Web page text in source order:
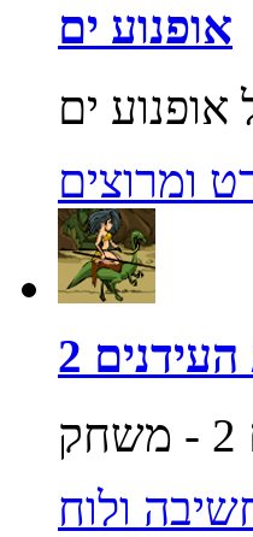
אופנוע ים
ומרוצים
2
ולוח